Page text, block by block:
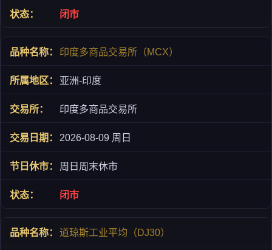
闭市
印度多商品交易所（MCX）
亚洲-印度
印度多商品交易所
2026-08-09 周日
周日周末休市
闭市
道琼斯工业平均（DJ30）